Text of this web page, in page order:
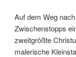
Auf dem Weg
Zwischenstopps
zweitgrößte
malerische